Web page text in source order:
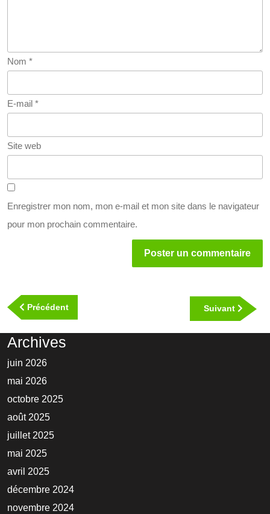
Nom *
E-mail *
Site web
Enregistrer mon nom, mon e-mail et mon site dans le navigateur
pour mon prochain commentaire.
de
l’article
PrécédentPrevious
Post
Suivant
Next
Post
Archives
juin 2026
mai 2026
octobre 2025
août 2025
juillet 2025
mai 2025
avril 2025
décembre 2024
novembre 2024